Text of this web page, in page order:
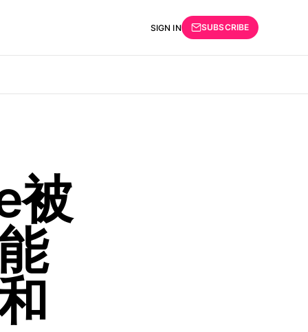
SIGN IN SUBSCRIBE
被